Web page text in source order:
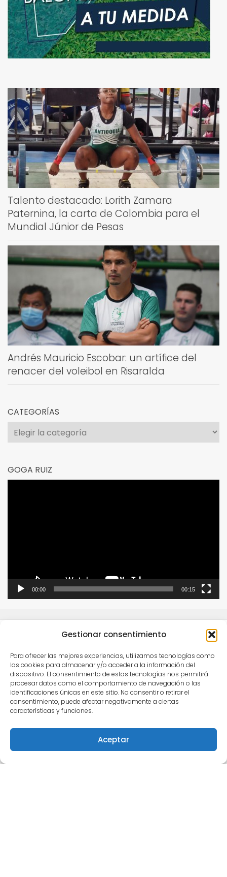
Gestionar consentimiento
Para ofrecer las mejores experiencias, utilizamos tecnologías como
las cookies para almacenar y/o acceder a la información del
dispositivo. El consentimiento de estas tecnologías nos permitirá
procesar datos como el comportamiento de navegación o las
identificaciones únicas en este sitio. No consentir o retirar el
consentimiento, puede afectar negativamente a ciertas
características y funciones.
Aceptar
Talento destacado: Lorith Zamara
Paternina, la carta de Colombia para el
Mundial Júnior de Pesas
Andrés Mauricio Escobar: un artífice del
renacer del voleibol en Risaralda
CATEGORÍAS
Categorías
GOGA RUIZ
00:00 00:15
Este obra está bajo unalicencia de Creative
Commons Reconocimiento-NoComercial-
CompartirIgual 4.0 Internacional
Para comunicarse con Semilleros Deportivos puede
escribir vía correo electrónico a